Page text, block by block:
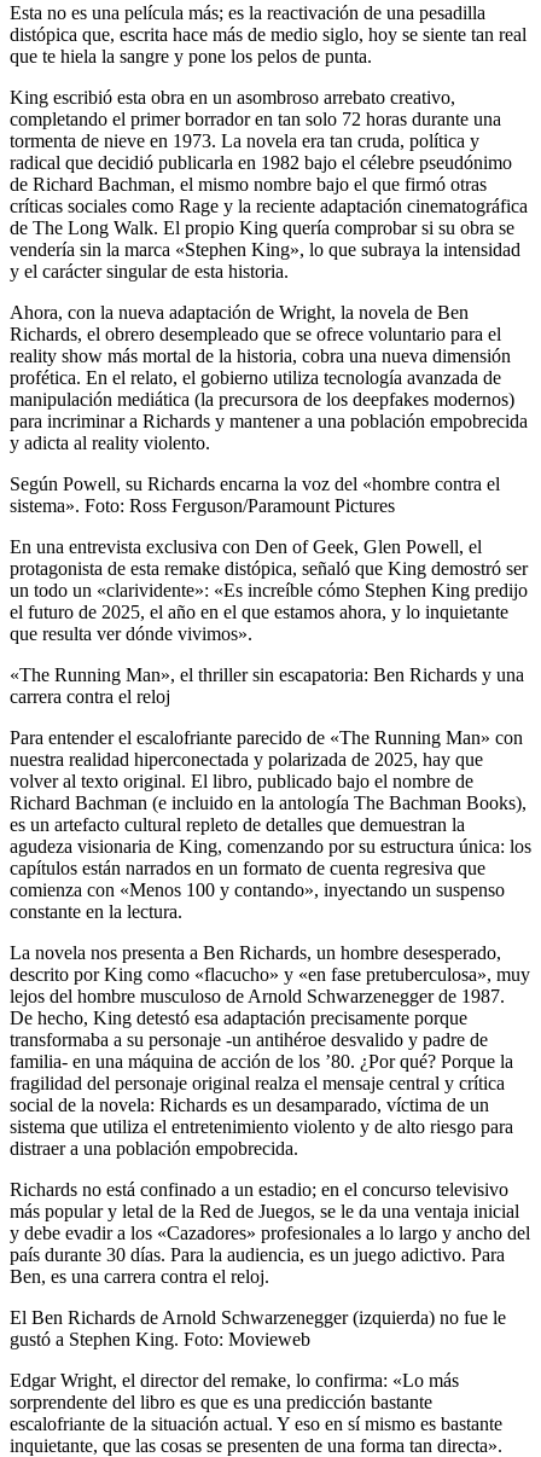
Esta no es una película más; es la reactivación de una pesadilla
distópica que, escrita hace más de medio siglo, hoy se siente tan real
que te hiela la sangre y pone los pelos de punta.
King escribió esta obra en un asombroso arrebato creativo,
completando el primer borrador en tan solo 72 horas durante una
tormenta de nieve en 1973. La novela era tan cruda, política y
radical que decidió publicarla en 1982 bajo el célebre pseudónimo
de Richard Bachman, el mismo nombre bajo el que firmó otras
críticas sociales como Rage y la reciente adaptación cinematográfica
de The Long Walk. El propio King quería comprobar si su obra se
vendería sin la marca «Stephen King», lo que subraya la intensidad
y el carácter singular de esta historia.
Ahora, con la nueva adaptación de Wright, la novela de Ben
Richards, el obrero desempleado que se ofrece voluntario para el
reality show más mortal de la historia, cobra una nueva dimensión
profética. En el relato, el gobierno utiliza tecnología avanzada de
manipulación mediática (la precursora de los deepfakes modernos)
para incriminar a Richards y mantener a una población empobrecida
y adicta al reality violento.
Según Powell, su Richards encarna la voz del «hombre contra el
sistema». Foto: Ross Ferguson/Paramount Pictures
En una entrevista exclusiva con Den of Geek, Glen Powell, el
protagonista de esta remake distópica, señaló que King demostró ser
un todo un «clarividente»: «Es increíble cómo Stephen King predijo
el futuro de 2025, el año en el que estamos ahora, y lo inquietante
que resulta ver dónde vivimos».
«The Running Man», el thriller sin escapatoria: Ben Richards y una
carrera contra el reloj
Para entender el escalofriante parecido de «The Running Man» con
nuestra realidad hiperconectada y polarizada de 2025, hay que
volver al texto original. El libro, publicado bajo el nombre de
Richard Bachman (e incluido en la antología The Bachman Books),
es un artefacto cultural repleto de detalles que demuestran la
agudeza visionaria de King, comenzando por su estructura única: los
capítulos están narrados en un formato de cuenta regresiva que
comienza con «Menos 100 y contando», inyectando un suspenso
constante en la lectura.
La novela nos presenta a Ben Richards, un hombre desesperado,
descrito por King como «flacucho» y «en fase pretuberculosa», muy
lejos del hombre musculoso de Arnold Schwarzenegger de 1987.
De hecho, King detestó esa adaptación precisamente porque
transformaba a su personaje -un antihéroe desvalido y padre de
familia- en una máquina de acción de los ’80. ¿Por qué? Porque la
fragilidad del personaje original realza el mensaje central y crítica
social de la novela: Richards es un desamparado, víctima de un
sistema que utiliza el entretenimiento violento y de alto riesgo para
distraer a una población empobrecida.
Richards no está confinado a un estadio; en el concurso televisivo
más popular y letal de la Red de Juegos, se le da una ventaja inicial
y debe evadir a los «Cazadores» profesionales a lo largo y ancho del
país durante 30 días. Para la audiencia, es un juego adictivo. Para
Ben, es una carrera contra el reloj.
El Ben Richards de Arnold Schwarzenegger (izquierda) no fue le
gustó a Stephen King. Foto: Movieweb
Edgar Wright, el director del remake, lo confirma: «Lo más
sorprendente del libro es que es una predicción bastante
escalofriante de la situación actual. Y eso en sí mismo es bastante
inquietante, que las cosas se presenten de una forma tan directa».